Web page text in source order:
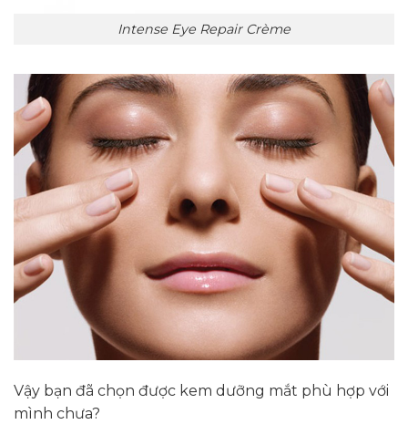
Intense Eye Repair Crème
Vậy bạn đã chọn được kem dưỡng mắt phù hợp với
mình chưa?